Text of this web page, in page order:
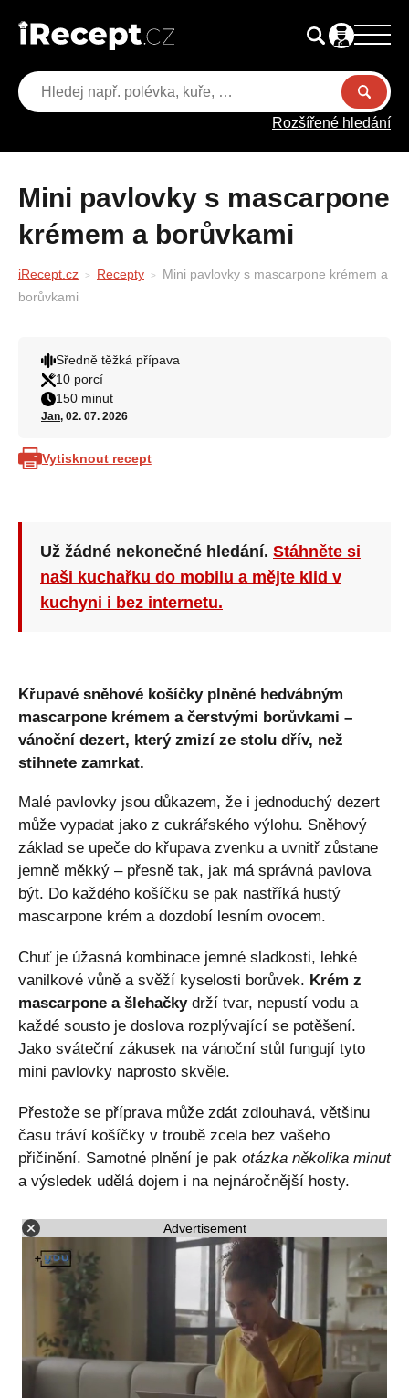
Rozšířené hledání
Mini pavlovky s mascarpone
krémem a borůvkami
iRecept.cz Recepty
Mini pavlovky s mascarpone krémem a
borůvkami
Sředně těžká přípava
10 porcí
150 minut
Jan, 02. 07. 2026
Vytisknout recept
Už žádné nekonečné hledání. Stáhněte si
naši kuchařku do mobilu a mějte klid v
kuchyni i bez internetu.
Křupavé sněhové košíčky plněné hedvábným
mascarpone krémem a čerstvými borůvkami –
vánoční dezert, který zmizí ze stolu dřív, než
stihnete zamrkat.
Malé pavlovky jsou důkazem, že i jednoduchý dezert
může vypadat jako z cukrářského výlohu. Sněhový
základ se upeče do křupava zvenku a uvnitř zůstane
jemně měkký – přesně tak, jak má správná pavlova
být. Do každého košíčku se pak nastříká hustý
mascarpone krém a dozdobí lesním ovocem.
Chuť je úžasná kombinace jemné sladkosti, lehké
vanilkové vůně a svěží kyselosti borůvek. Krém z
mascarpone a šlehačkydrží tvar, nepustí vodu a
každé sousto je doslova rozplývající se potěšení.
Jako sváteční zákusek na vánoční stůl fungují tyto
mini pavlovky naprosto skvěle.
Přestože se příprava může zdát zdlouhavá, většinu
času tráví košíčky v troubě zcela bez vašeho
přičinění. Samotné plnění je pak otázka několika minut
a výsledek udělá dojem i na nejnáročnější hosty.
Advertisement